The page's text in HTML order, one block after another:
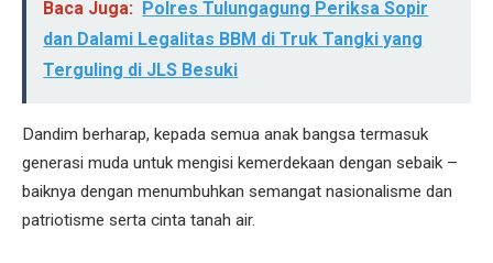
Baca Juga:
Polres Tulungagung Periksa Sopir
dan Dalami Legalitas BBM di Truk Tangki yang
Terguling di JLS Besuki
Dandim berharap, kepada semua anak bangsa termasuk
generasi muda untuk mengisi kemerdekaan dengan sebaik –
baiknya dengan menumbuhkan semangat nasionalisme dan
patriotisme serta cinta tanah air.